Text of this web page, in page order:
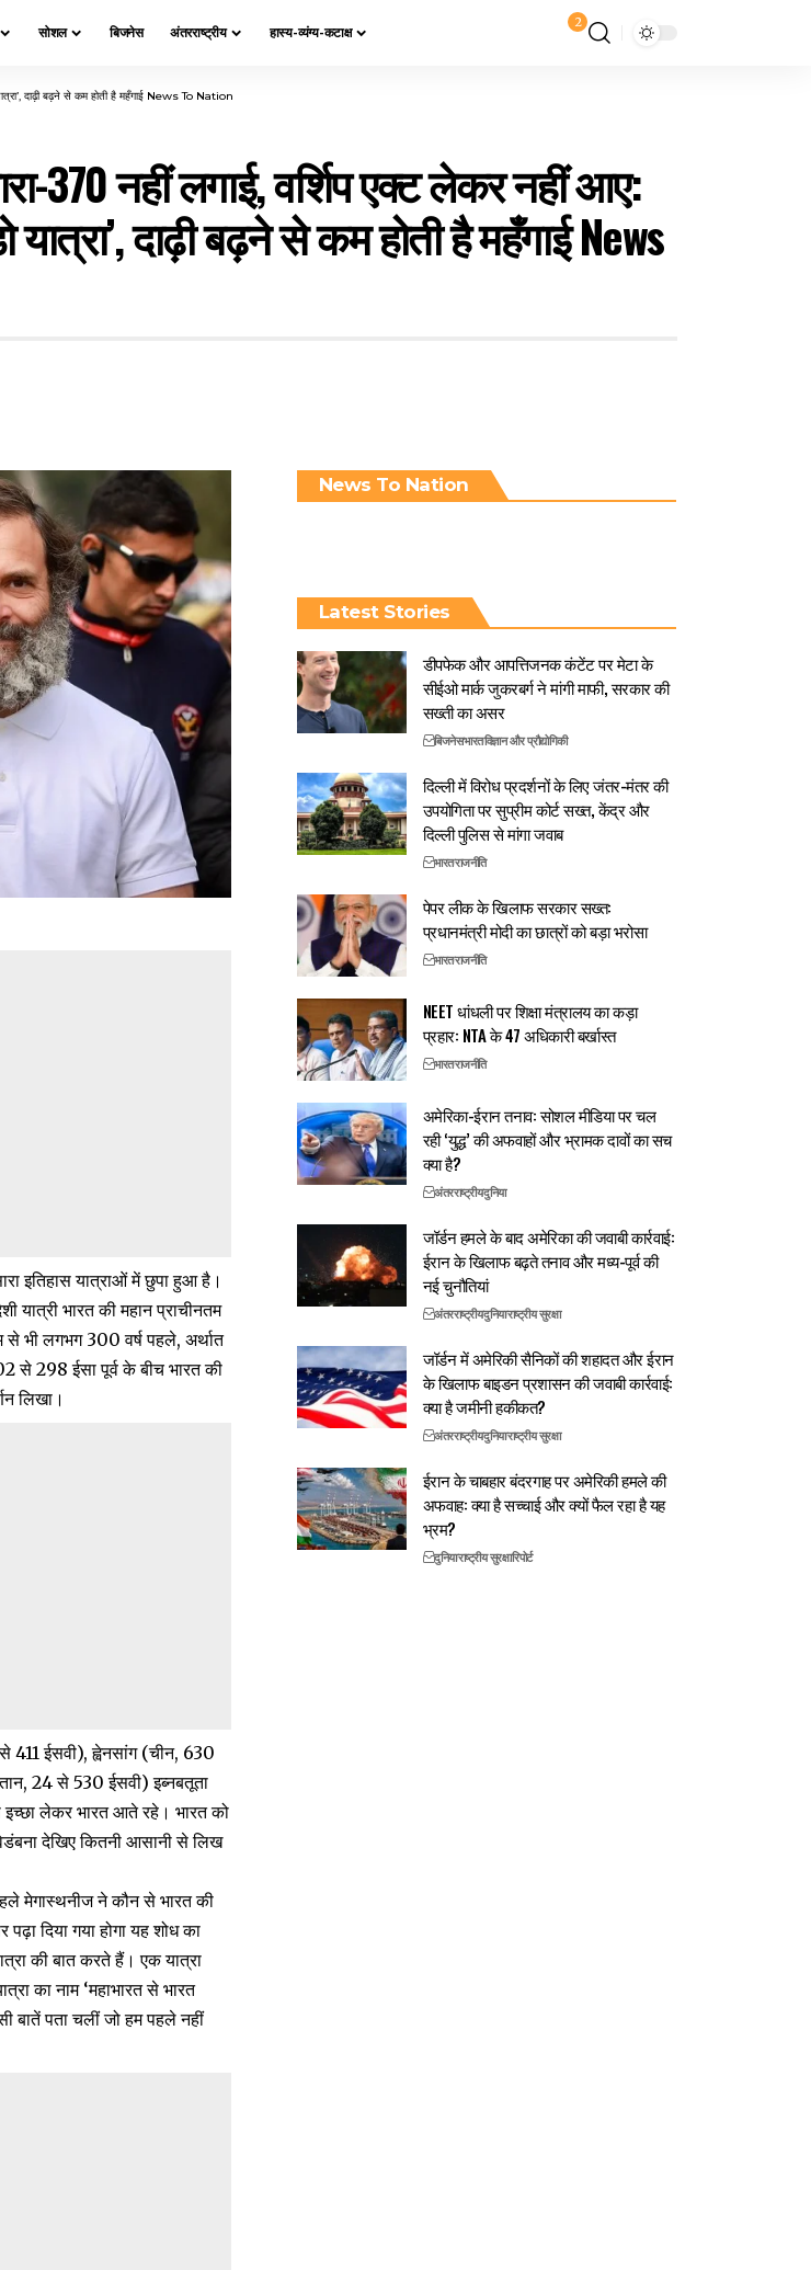
सोशल बिजनेस अंतरराष्ट्रीय हास्य-व्यंग्य-कटाक्ष
2
दाढ़ी बढ़ने से कम होती है महँगाई News To Nation
370 नहीं लगाई, वर्शिप एक्ट लेकर नहीं आए:
यात्रा’, दाढ़ी बढ़ने से कम होती है महँगाई News
इतिहास यात्राओं में छुपा हुआ है।
भारत की महान प्राचीनतम
से भी लगभग 300 वर्ष पहले, अर्थात
298 ईसा पूर्व के बीच भारत की
लिखा।
411 ईसवी), ह्वेनसांग (चीन, 630
24 से 530 ईसवी) इब्नबतूता
लेकर भारत आते रहे। भारत को
देखिए कितनी आसानी से लिख
मेगास्थनीज ने कौन से भारत की
दिया गया होगा यह शोध का
की बात करते हैं। एक यात्रा
का नाम ‘महाभारत से भारत
बातें पता चलीं जो हम पहले नहीं
News To Nation
Latest Stories
डीपफेक और आपत्तिजनक कंटेंट पर मेटा के
सीईओ मार्क जुकरबर्ग ने मांगी माफी, सरकार की
सख्ती का असर
बिजनेसभारतविज्ञान और प्रौद्योगिकी
दिल्ली में विरोध प्रदर्शनों के लिए जंतर-मंतर की
उपयोगिता पर सुप्रीम कोर्ट सख्त, केंद्र और
दिल्ली पुलिस से मांगा जवाब
भारतराजनीति
पेपर लीक के खिलाफ सरकार सख्त:
प्रधानमंत्री मोदी का छात्रों को बड़ा भरोसा
भारतराजनीति
NEET धांधली पर शिक्षा मंत्रालय का कड़ा
प्रहार: NTA के 47 अधिकारी बर्खास्त
भारतराजनीति
अमेरिका-ईरान तनाव: सोशल मीडिया पर चल
रही ‘युद्ध’ की अफवाहों और भ्रामक दावों का सच
क्या है?
अंतरराष्ट्रीयदुनिया
जॉर्डन हमले के बाद अमेरिका की जवाबी कार्रवाई:
ईरान के खिलाफ बढ़ते तनाव और मध्य-पूर्व की
नई चुनौतियां
अंतरराष्ट्रीयदुनियाराष्ट्रीय सुरक्षा
जॉर्डन में अमेरिकी सैनिकों की शहादत और ईरान
के खिलाफ बाइडन प्रशासन की जवाबी कार्रवाई:
क्या है जमीनी हकीकत?
अंतरराष्ट्रीयदुनियाराष्ट्रीय सुरक्षा
ईरान के चाबहार बंदरगाह पर अमेरिकी हमले की
अफवाह: क्या है सच्चाई और क्यों फैल रहा है यह
भ्रम?
दुनियाराष्ट्रीय सुरक्षारिपोर्ट